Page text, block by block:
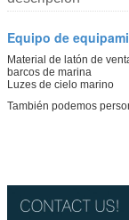
Equipo de
Material de latón de
barcos de marina
Luzes de cielo marino
También podemos